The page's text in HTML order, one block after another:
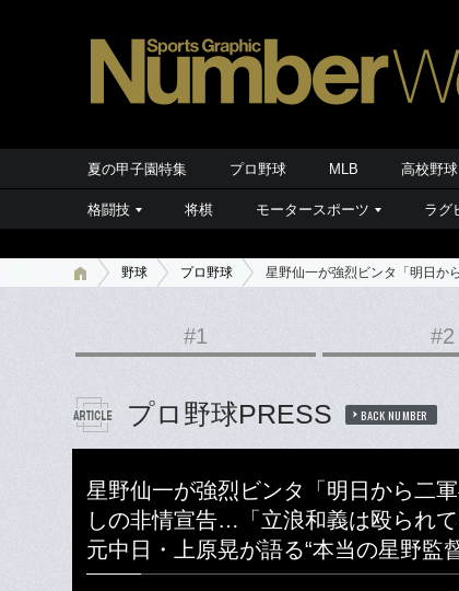
夏の甲子園特集 プロ野球 MLB 高校野球
格闘技 将棋 モータースポーツ ラグ
野球 プロ野球 星野仙一が強烈ビンタ「明日か
#1 #2
プロ野球PRESS BACK NUMBER
星野仙一が強烈ビンタ「明日から二
しの非情宣告…「立浪和義は殴られて
元中日・上原晃が語る“本当の星野監